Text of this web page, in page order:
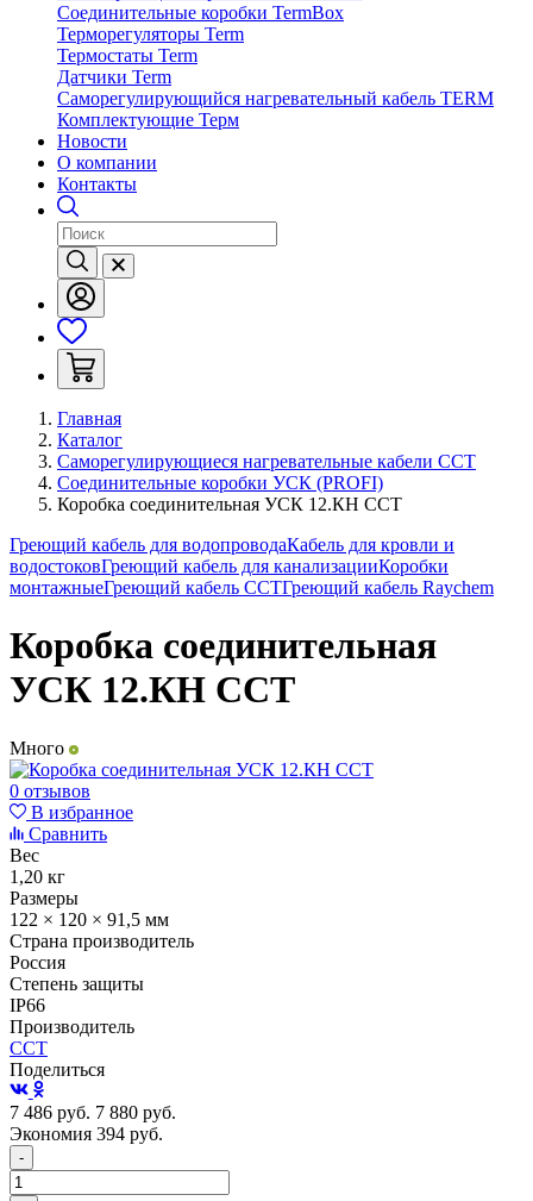
Соединительные коробки TermBox
Терморегуляторы Term
Термостаты Term
Датчики Term
Саморегулирующийся нагревательный кабель TERM
Комплектующие Терм
Новости
О компании
Контакты
Главная
Каталог
Саморегулирующиеся нагревательные кабели ССТ
Соединительные коробки УСК (PROFI)
Коробка соединительная УСК 12.КН ССТ
Греющий кабель для водопроводаКабель для кровли и
водостоковГреющий кабель для канализацииКоробки
монтажныеГреющий кабель ССТГреющий кабель Raychem
Коробка соединительная
УСК 12.КН ССТ
Много
0 отзывов
В избранное
Сравнить
Вес
1,20 кг
Размеры
122 × 120 × 91,5 мм
Страна производитель
Россия
Степень защиты
IP66
Производитель
ССТ
Поделиться
7 486 руб. 7 880 руб.
Экономия 394 руб.
-